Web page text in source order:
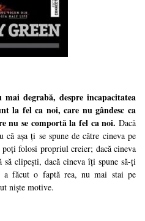
mai degrabă, despre incapacitatea
la fel ca noi, care nu gândesc ca
nu se comportă la fel ca noi. Dacă
așa ți se spune de către cineva pe
folosi propriul creier; dacă cineva
clipești, dacă cineva îți spune să-ți
a făcut o faptă rea, nu mai stai pe
niște motive.